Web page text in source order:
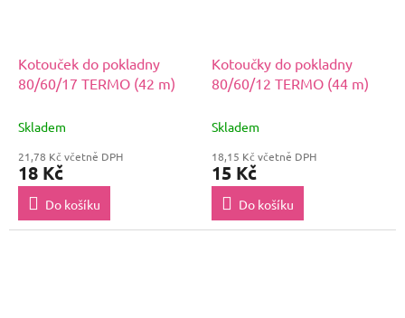
Kotouček do pokladny
80/60/17 TERMO (42 m)
Skladem
21,78 Kč včetně DPH
18 Kč
Do košíku
Kotoučky do pokladny
80/60/12 TERMO (44 m)
Skladem
18,15 Kč včetně DPH
15 Kč
Do košíku